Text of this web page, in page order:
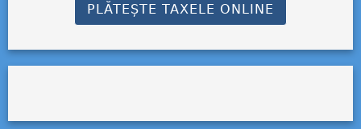
PLĂTEȘTE TAXELE ONLINE